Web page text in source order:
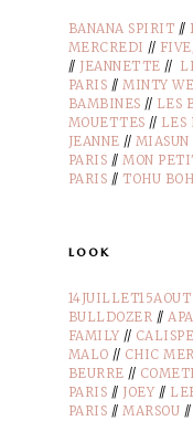
BANANA SPIRIT //
MERCREDI //
// JEANNETTE //
PARIS // MINTY
BAMBINES // LES
MOUETTES // LES
JEANNE // MIASUN
PARIS // MON
PARIS // TOHU
look
14JUILLET15AOUT
BULLDOZER //
FAMILY //
MALO // CHIC
BEURRE //
PARIS // JOEY //
PARIS // MARSOU //